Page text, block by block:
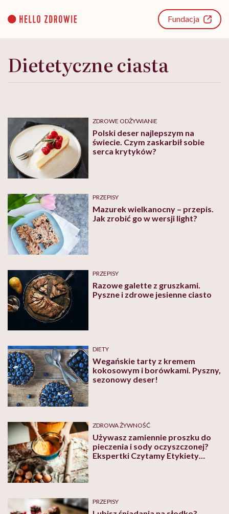
content
Fundacja
Dietetyczne ciasta
ZDROWE ODŻYWIANIE
Polski deser najlepszym na
świecie. Czym zaskarbił sobie
serca krytyków?
PRZEPISY
Mazurek wielkanocny – przepis.
Jak zrobić go w wersji light?
PRZEPISY
Razowe galette z gruszkami.
Pyszne i zdrowe jesienne ciasto
DIETY
Wegańskie tarty z kremem
kokosowym i borówkami. Pyszny,
sezonowy deser!
ZDROWA ŻYWNOŚĆ
Używasz zamiennie proszku do
pieczenia i sody oczyszczonej?
Ekspertki Czytamy Etykiety
PRZEPISY